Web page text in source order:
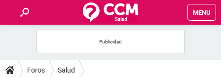
MENU
FOROS
Foros Salud